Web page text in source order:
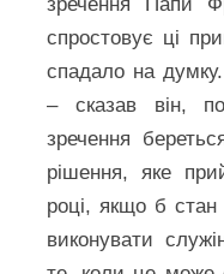
спростовує ці
спадало на
– сказав він,
зречення
рішення, яке
році, якщо б стан
виконувати